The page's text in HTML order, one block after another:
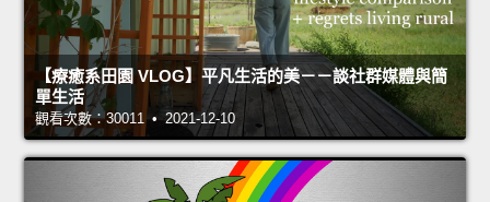
【療癒系田園 VLOG】平凡生活的美－－談社群媒體與簡
單生活
觀看次數：30011 • 2021-12-10